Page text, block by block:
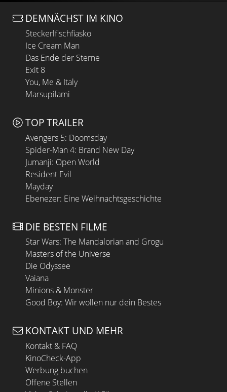
DEMNÄCHST IM KINO
Steckerlfischfiasko
Ice Cream Man
Das Ende der Sterne
Exit 8
You, Me & Italy
Marsupilami
TOP TRAILER
Avengers 5: Doomsday
Spider-Man 4: Brand New Day
Jumanji: Open World
Resident Evil
Mayday
Ebenezer: Eine Weihnachtsgeschichte
DIE BESTEN FILME
Star Wars: The Mandalorian and Grogu
Masters of the Universe
Die Odyssee
Vaiana
Minions & Monster
Good Boy: Wir wollen nur dein Bestes
KONTAKT UND MEHR
Kontakt & FAQ
KinoCheck-App
Werbung buchen
Offene Stellen